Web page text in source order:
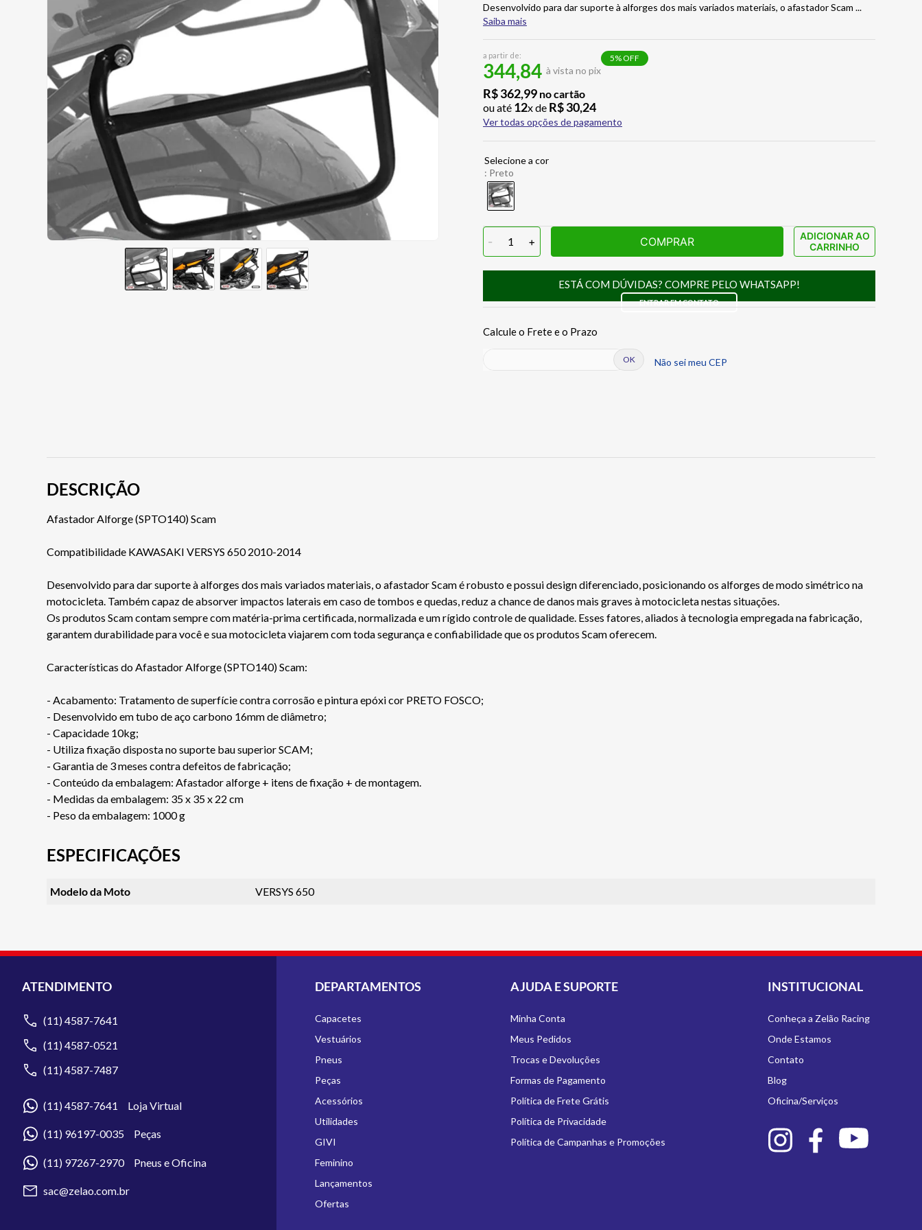
Desenvolvido para dar suporte à alforges dos mais variados materiais, o afastador Scam ...
Saiba mais
a partir de:
344,84 à vista no pix
5% OFF
R$362,99 no cartão
ou até 12x de R$30,24
Ver todas opções de pagamento
: Preto
- 1 + COMPRAR
ADICIONAR AO
CARRINHO
ESTÁ COM DÚVIDAS? COMPRE PELO WHATSAPP!
ENTRAR EM CONTATO
Não sei meu CEP
DESCRIÇÃO
Afastador Alforge (SPTO140) Scam
Compatibilidade KAWASAKI VERSYS 650 2010-2014
Desenvolvido para dar suporte à alforges dos mais variados materiais, o afastador Scam é robusto e possui design diferenciado, posicionando os alforges de modo simétrico na
motocicleta. Também capaz de absorver impactos laterais em caso de tombos e quedas, reduz a chance de danos mais graves à motocicleta nestas situações.
Os produtos Scam contam sempre com matéria-prima certificada, normalizada e um rígido controle de qualidade. Esses fatores, aliados à tecnologia empregada na fabricação,
garantem durabilidade para você e sua motocicleta viajarem com toda segurança e confiabilidade que os produtos Scam oferecem.
Características do Afastador Alforge (SPTO140) Scam:
- Acabamento: Tratamento de superfície contra corrosão e pintura epóxi cor PRETO FOSCO;
- Desenvolvido em tubo de aço carbono 16mm de diâmetro;
- Capacidade 10kg;
- Utiliza fixação disposta no suporte bau superior SCAM;
- Garantia de 3 meses contra defeitos de fabricação;
- Conteúdo da embalagem: Afastador alforge + itens de fixação + de montagem.
- Medidas da embalagem: 35 x 35 x 22 cm
- Peso da embalagem: 1000 g
ESPECIFICAÇÕES
Modelo da Moto VERSYS 650
ATENDIMENTO
(11) 4587-7641
(11) 4587-0521
(11) 4587-7487
(11) 4587-7641 Loja Virtual
(11) 96197-0035 Peças
(11) 97267-2970 Pneus e Oficina
sac@zelao.com.br
DEPARTAMENTOS
Capacetes
Vestuários
Pneus
Peças
Acessórios
Utilidades
GIVI
Feminino
Lançamentos
Ofertas
AJUDA E SUPORTE
Minha Conta
Meus Pedidos
Trocas e Devoluções
Formas de Pagamento
Política de Frete Grátis
Política de Privacidade
Política de Campanhas e Promoções
INSTITUCIONAL
Conheça a Zelão Racing
Onde Estamos
Contato
Blog
Oficina/Serviços
9 º CALÇA
10